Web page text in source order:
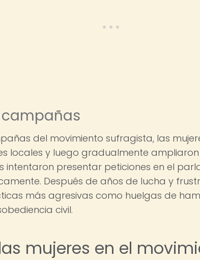
campañas
del movimiento sufragista, las
locales y luego gradualmente
intentaron presentar peticiones en el
Después de años de lucha y
más agresivas como huelgas de
civil.
mujeres en el